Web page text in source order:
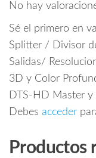
No hay
Sé el primero en
Splitter / Divisor
Salidas/
3D y Color
DTS-HD Master y
Debes acceder
Productos